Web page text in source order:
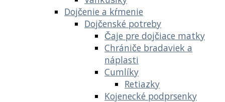
Dojčenie a kŕmenie
Dojčenské potreby
Čaje pre dojčiace matky
Chrániče bradaviek a
náplasti
Cumlíky
Retiazky
Kojenecké podprsenky